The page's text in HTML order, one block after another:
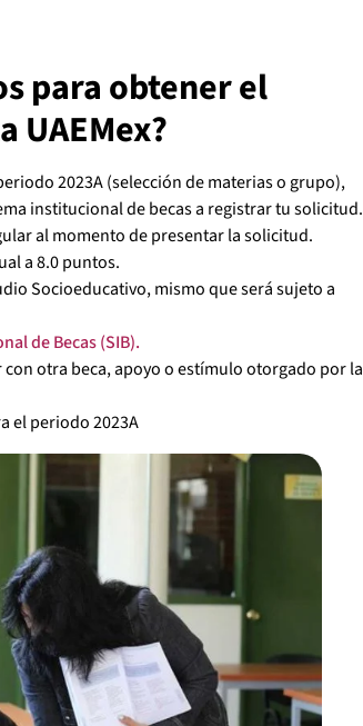
para obtener el
UAEMex?
2023A (selección de materias o grupo),
institucional de becas a registrar tu solicitud.
al momento de presentar la solicitud.
a 8.0 puntos.
Socioeducativo, mismo que será sujeto a
de Becas (SIB).
otra beca, apoyo o estímulo otorgado por la
el periodo 2023A